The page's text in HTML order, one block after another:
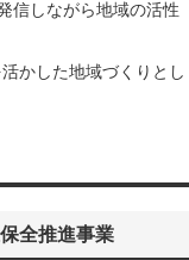
信しながら地域の活性
かした地域づくりとし
全推進事業